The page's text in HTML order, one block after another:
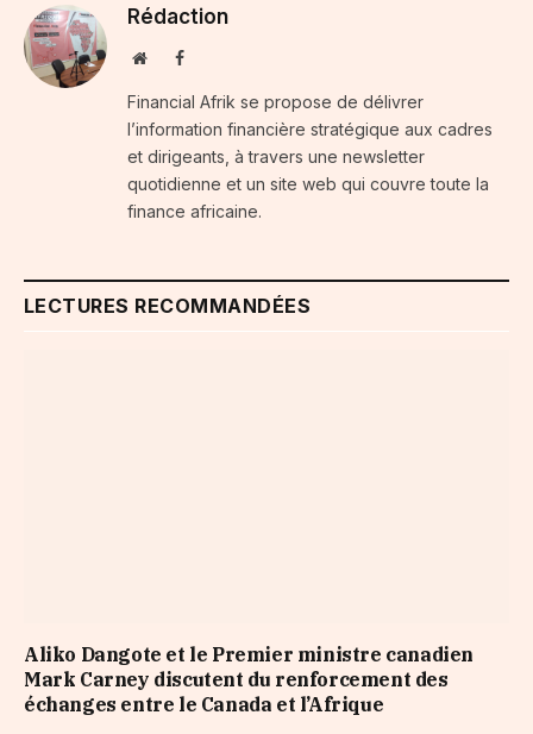
Rédaction
WebsiteFacebook
Financial Afrik se propose de délivrer
l’information financière stratégique aux cadres
et dirigeants, à travers une newsletter
quotidienne et un site web qui couvre toute la
finance africaine.
LECTURES RECOMMANDÉES
Aliko Dangote et le Premier ministre canadien
Mark Carney discutent du renforcement des
échanges entre le Canada et l’Afrique